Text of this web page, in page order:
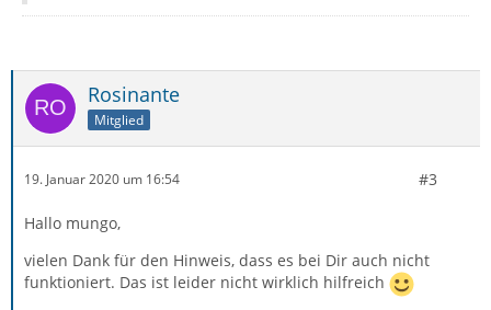
Rosinante
Mitglied
19. Januar 2020 um 16:54 #3
Hallo mungo,
vielen Dank für den Hinweis, dass es bei Dir auch nicht
funktioniert. Das ist leider nicht wirklich hilfreich